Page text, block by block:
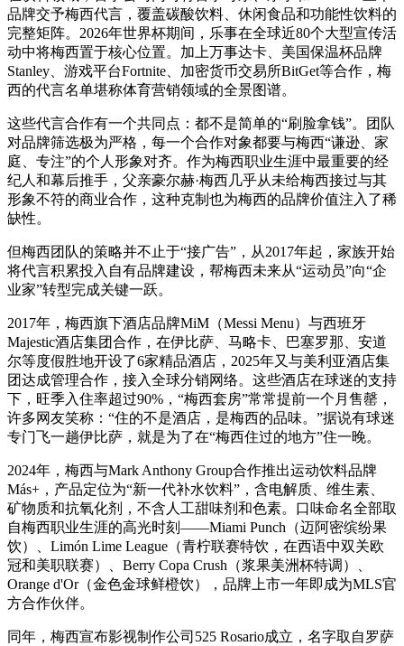
品牌交予梅西代言，覆盖碳酸饮料、休闲食品和功能性饮料的
完整矩阵。2026年世界杯期间，乐事在全球近80个大型宣传活
动中将梅西置于核心位置。加上万事达卡、美国保温杯品牌
Stanley、游戏平台Fortnite、加密货币交易所BitGet等合作，梅
西的代言名单堪称体育营销领域的全景图谱。
这些代言合作有一个共同点：都不是简单的“刷脸拿钱”。团队
对品牌筛选极为严格，每一个合作对象都要与梅西“谦逊、家
庭、专注”的个人形象对齐。作为梅西职业生涯中最重要的经
纪人和幕后推手，父亲豪尔赫·梅西几乎从未给梅西接过与其
形象不符的商业合作，这种克制也为梅西的品牌价值注入了稀
缺性。
但梅西团队的策略并不止于“接广告”，从2017年起，家族开始
将代言积累投入自有品牌建设，帮梅西未来从“运动员”向“企
业家”转型完成关键一跃。
2017年，梅西旗下酒店品牌MiM（Messi Menu）与西班牙
Majestic酒店集团合作，在伊比萨、马略卡、巴塞罗那、安道
尔等度假胜地开设了6家精品酒店，2025年又与美利亚酒店集
团达成管理合作，接入全球分销网络。这些酒店在球迷的支持
下，旺季入住率超过90%，“梅西套房”常常提前一个月售罄，
许多网友笑称：“住的不是酒店，是梅西的品味。”据说有球迷
专门飞一趟伊比萨，就是为了在“梅西住过的地方”住一晚。
2024年，梅西与Mark Anthony Group合作推出运动饮料品牌
Más+，产品定位为“新一代补水饮料”，含电解质、维生素、
矿物质和抗氧化剂，不含人工甜味剂和色素。口味命名全部取
自梅西职业生涯的高光时刻——Miami Punch（迈阿密缤纷果
饮）、Limón Lime League（青柠联赛特饮，在西语中双关欧
冠和美职联赛）、Berry Copa Crush（浆果美洲杯特调）、
Orange d'Or（金色金球鲜橙饮），品牌上市一年即成为MLS官
方合作伙伴。
同年，梅西宣布影视制作公司525 Rosario成立，名字取自罗萨